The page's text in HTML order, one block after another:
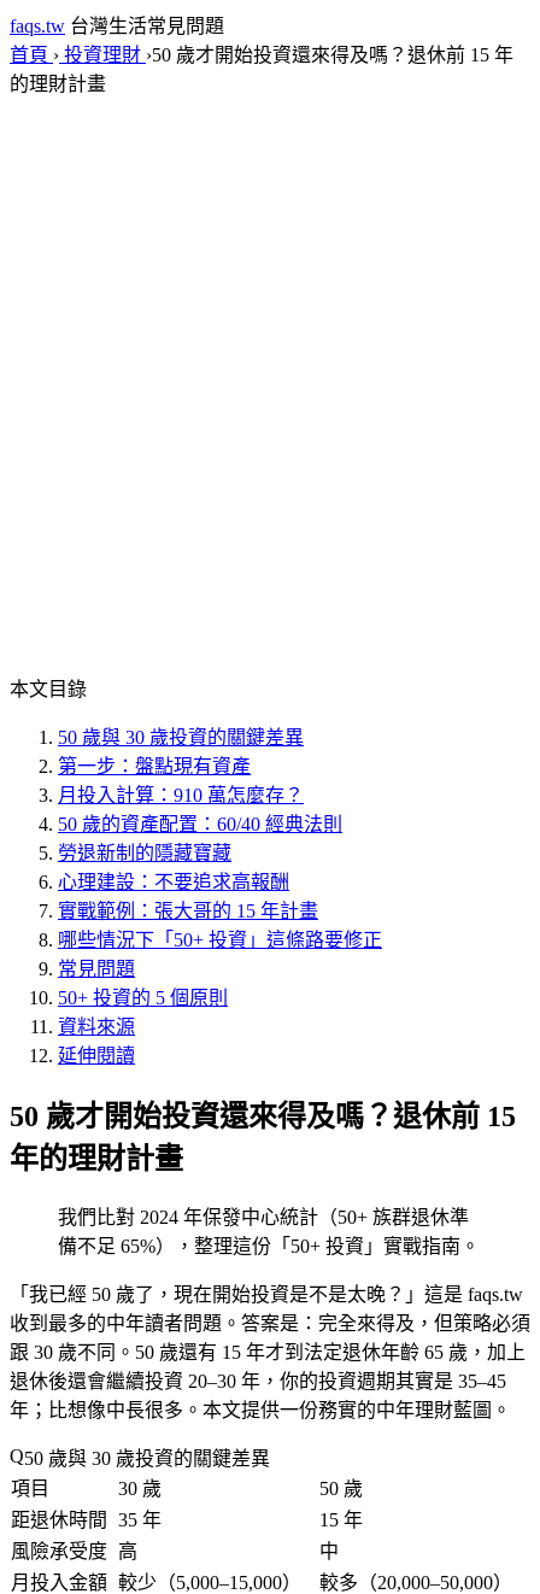
faqs.tw 台灣生活常見問題
首頁 › 投資理財 ›50 歲才開始投資還來得及嗎？退休前 15 年
的理財計畫
本文目錄
50 歲與 30 歲投資的關鍵差異
第一步：盤點現有資產
月投入計算：910 萬怎麼存？
50 歲的資產配置：60/40 經典法則
勞退新制的隱藏寶藏
心理建設：不要追求高報酬
實戰範例：張大哥的 15 年計畫
哪些情況下「50+ 投資」這條路要修正
常見問題
50+ 投資的 5 個原則
資料來源
延伸閱讀
50 歲才開始投資還來得及嗎？退休前 15
年的理財計畫
我們比對 2024 年保發中心統計（50+ 族群退休準
備不足 65%），整理這份「50+ 投資」實戰指南。
「我已經 50 歲了，現在開始投資是不是太晚？」這是 faqs.tw
收到最多的中年讀者問題。答案是： 完全來得及，但策略必須
跟 30 歲不同 。50 歲還有 15 年才到法定退休年齡 65 歲，加上
退休後還會繼續投資 20–30 年，你的投資週期其實是 35–45
年；比想像中長很多。本文提供一份務實的中年理財藍圖。
50 歲與 30 歲投資的關鍵差異
項目
30 歲
50 歲
距退休時間
35 年
15 年
風險承受度 高
中
月投入金額 較少（5,000–15,000）
較多（20,000–50,000）